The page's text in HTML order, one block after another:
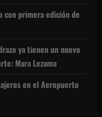
con primera edición de
ya tienen un nuevo
Mara Lezama
en el Aeropuerto